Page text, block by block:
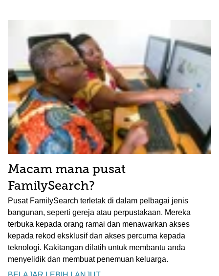
Macam mana pusat
FamilySearch?
Pusat FamilySearch terletak di dalam pelbagai jenis
bangunan, seperti gereja atau perpustakaan. Mereka
terbuka kepada orang ramai dan menawarkan akses
kepada rekod eksklusif dan akses percuma kepada
teknologi. Kakitangan dilatih untuk membantu anda
menyelidik dan membuat penemuan keluarga.